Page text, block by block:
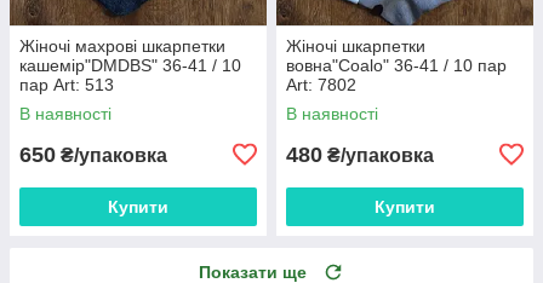
Жіночі махрові шкарпетки
кашемір"DMDBS" 36-41 / 10
пар Art: 513
В наявності
650 ₴/упаковка
Купити
Жіночі шкарпетки
вовна"Coalo" 36-41 / 10 пар
Art: 7802
В наявності
480 ₴/упаковка
Купити
Показати ще